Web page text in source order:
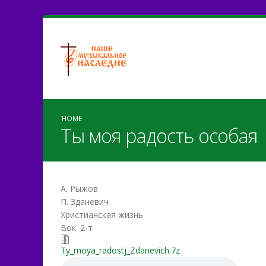
HOME
Ты моя радость особая
А. Рыжов
П. Зданевич
Христианская жизнь
Вок. 2-т
Ty_moya_radostj_Zdanevich.7z